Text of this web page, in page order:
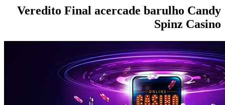
Veredito Final acercade barulho Candy
Spinz Casino